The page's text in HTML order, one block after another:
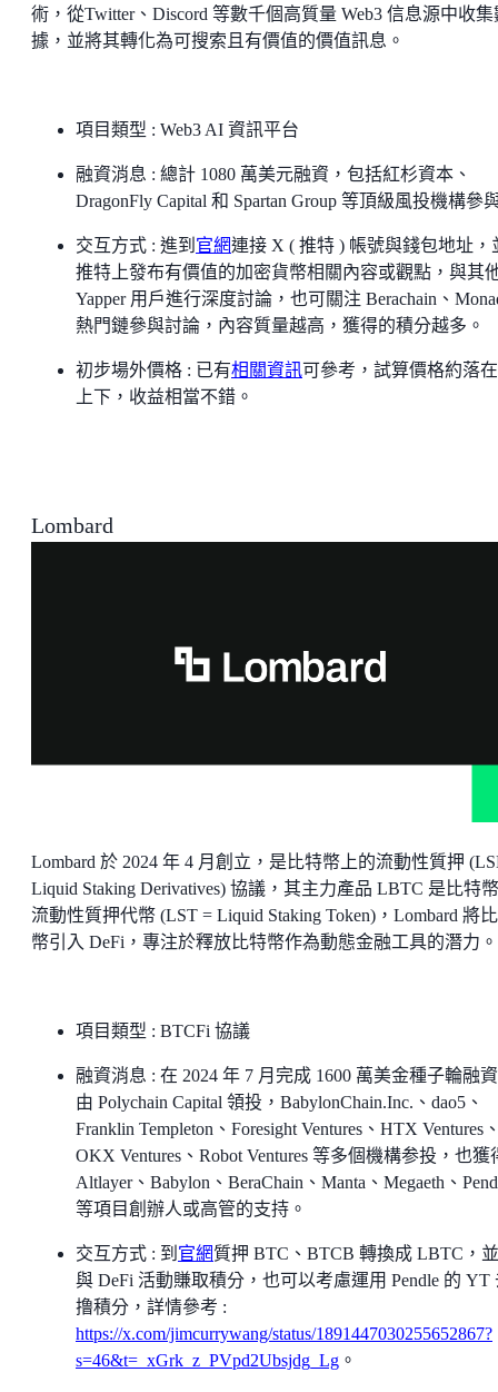
術，從Twitter、Discord 等數千個高質量 Web3 信息源中收集
據，並將其轉化為可搜索且有價值的價值訊息。
項目類型 : Web3 AI 資訊平台
融資消息 : 總計 1080 萬美元融資，包括紅杉資本、
DragonFly Capital 和 Spartan Group 等頂級風投機構參
交互方式 : 進到 官網連接 X ( 推特 ) 帳號與錢包地址，
推特上發布有價值的加密貨幣相關內容或觀點，與其
Yapper 用戶進行深度討論，也可關注 Berachain、
熱門鏈參與討論，內容質量越高，獲得的積分越多。
初步場外價格 : 已有相關資訊可參考，試算價格約落
上下，收益相當不錯。
Lombard
Lombard 於 2024 年 4 月創立，是比特幣上的流動性質押
Liquid Staking Derivatives) 協議，其主力產品 LBTC 是比特
流動性質押代幣 (LST = Liquid Staking Token)，Lombard 將
幣引入 DeFi，專注於釋放比特幣作為動態金融工具的潛力。
項目類型 : BTCFi 協議
融資消息 : 在 2024 年 7 月完成 1600 萬美金種子輪融
由 Polychain Capital 領投，BabylonChain.Inc.、dao5、
Franklin Templeton、Foresight Ventures、HTX Ventures
OKX Ventures、Robot Ventures 等多個機構参投，也獲
Altlayer、Babylon、BeraChain、Manta、Megaeth、
等項目創辦人或高管的支持。
交互方式 : 到 官網質押 BTC、BTCB 轉換成 LBTC，
與 DeFi 活動賺取積分，也可以考慮運用 Pendle 的 YT
撸積分，詳情參考 :
https://x.com/jimcurrywang/status/1891447030255652867?
s=46&t=_xGrk_z_PVpd2Ubsjdg_Lg 。